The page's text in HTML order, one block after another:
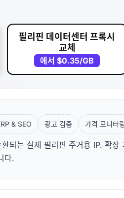
필리핀 데이터센터 프록시
교체
에서$0.35/GB
& SEO 광고 검증 가격 모니터링
되는 실제 필리핀 주거용 IP. 확
다.